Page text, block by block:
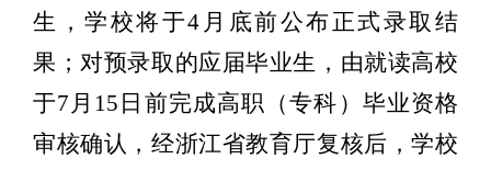
生，学校将于4 月底前公布正式录取结
果；对预录取的应届毕业生，由就读高校
于7 月 15 日前完成高职（专科）毕业资格
审核确认，经浙江省教育厅复核后，学校